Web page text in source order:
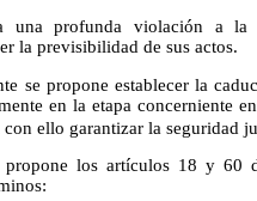
una profunda violación a
la previsibilidad de sus actos.
se propone establecer la
en la etapa concerniente
con ello garantizar la seguridad
los artículos 18 y 60